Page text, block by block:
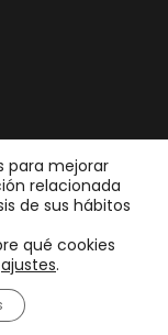
Mexicana,
de uso
para mejorar
relacionada
de sus hábitos
qué cookies
ajustes.